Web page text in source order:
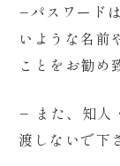
−パスワード
いような名前
ことをお勧め
− また、知
渡しないで下